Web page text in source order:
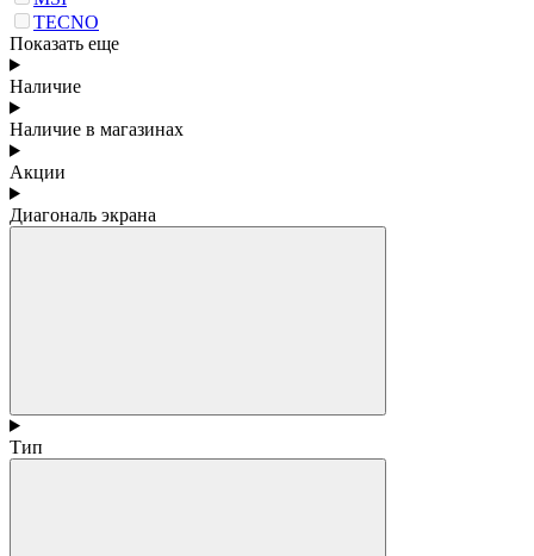
TECNO
Показать еще
Наличие
Наличие в магазинах
Акции
Диагональ экрана
Тип